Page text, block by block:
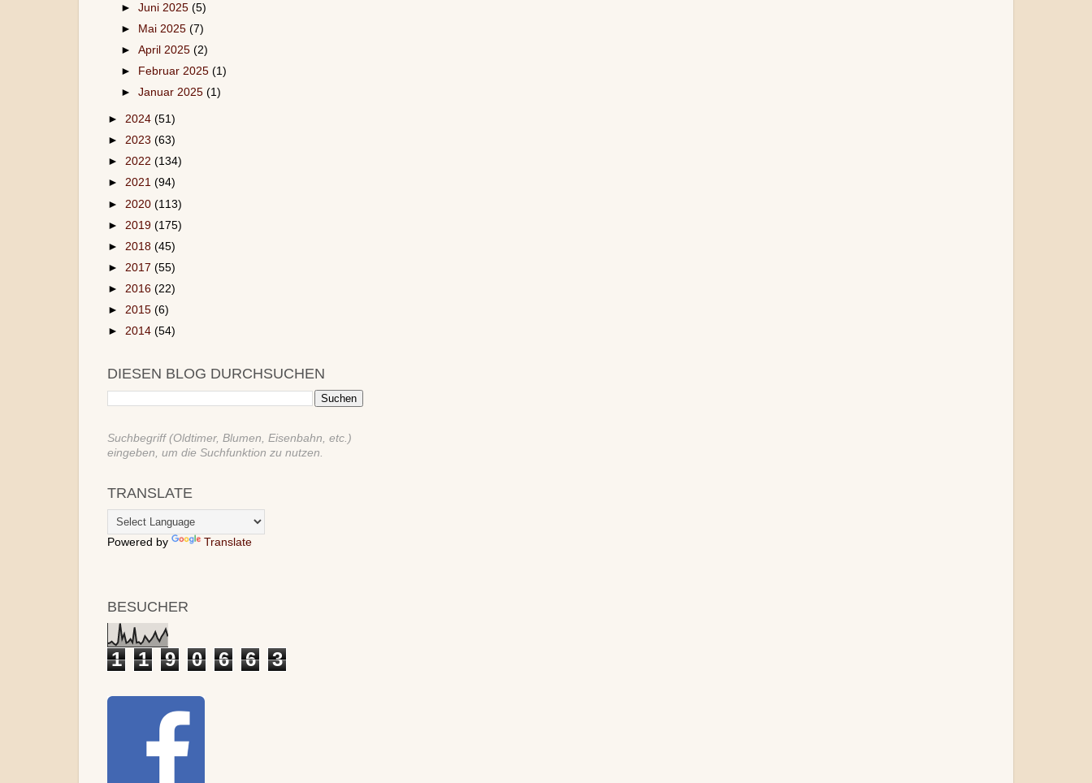
►Juni 2025(5)
►
Mai 2025(7)
►April 2025(2)
►
Februar 2025(1)
►Januar 2025(1)
► 2024 (51)
► 2023 (63)
► 2022 (134)
► 2021 (94)
► 2020 (113)
► 2019 (175)
► 2018 (45)
► 2017 (55)
► 2016 (22)
► 2015 (6)
► 2014 (54)
DIESEN BLOG DURCHSUCHEN
Suchbegriff (Oldtimer, Blumen, Eisenbahn, etc.)
eingeben, um die Suchfunktion zu nutzen.
TRANSLATE
Powered by Translate
BESUCHER
1 1 9 0 6 6 3